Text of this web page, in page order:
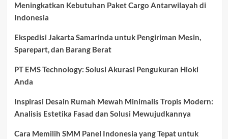
Meningkatkan Kebutuhan Paket Cargo Antarwilayah di
Indonesia
Ekspedisi Jakarta Samarinda untuk Pengiriman Mesin,
Sparepart, dan Barang Berat
PT EMS Technology: Solusi Akurasi Pengukuran Hioki
Anda
Inspirasi Desain Rumah Mewah Minimalis Tropis Modern:
Analisis Estetika Fasad dan Solusi Mewujudkannya
Cara Memilih SMM Panel Indonesia yang Tepat untuk